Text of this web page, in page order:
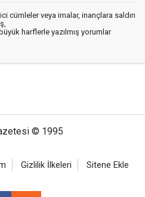
cümleler veya imalar, inançlara saldırı
harflerle yazılmış yorumlar
© 1995
Gizlilik İlkeleri Sitene Ekle